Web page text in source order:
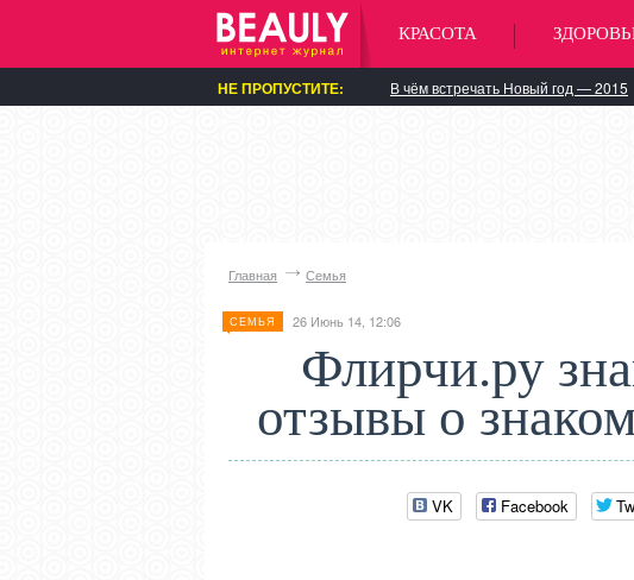
КРАСОТА
НЕ ПРОПУСТИТЕ: В чём встречать Новый год — 2015
Главная Семья
СЕМЬЯ 26 Июнь 14, 12:06
Флирчи.ру
отзывы о
VK Facebook